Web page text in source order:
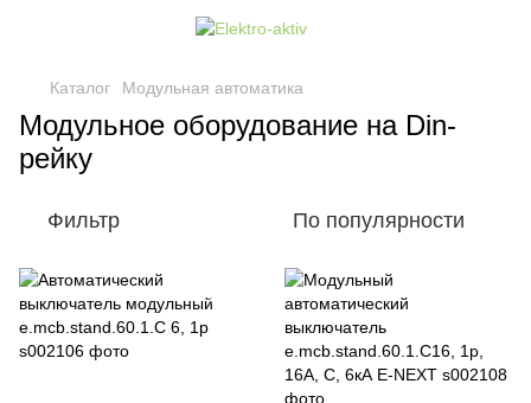
Каталог Модульная автоматика
Модульное оборудование на Din-
рейку
Фильтр По популярности